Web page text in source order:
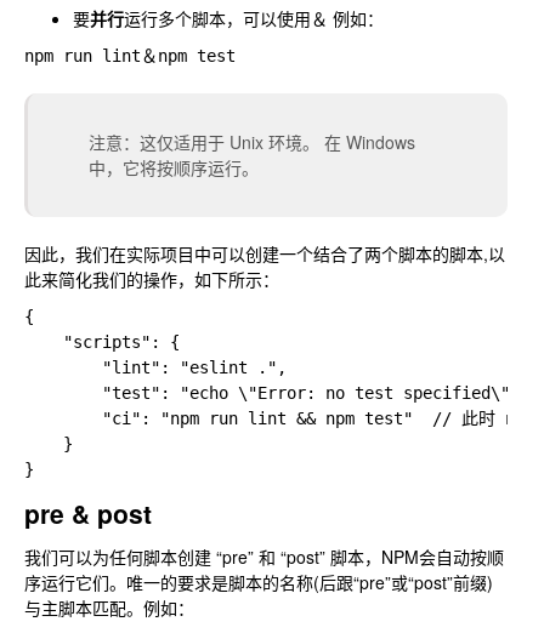
要并行运行多个脚本，可以使用＆ 例如：
注意：这仅适用于 Unix 环境。 在 Windows
中，它将按顺序运行。
因此，我们在实际项目中可以创建一个结合了两个脚本的脚本,以
此来简化我们的操作，如下所示：
{
    "scripts": {
        "lint": "eslint .",
"test": "echo \"Error: no test specified\" &&
"ci": "npm run lint && npm test"  // 此时 npm
    }
pre & post
我们可以为任何脚本创建 “pre” 和 “post” 脚本，NPM会自动按顺
序运行它们。唯一的要求是脚本的名称(后跟“pre”或“post”前缀)
与主脚本匹配。例如：